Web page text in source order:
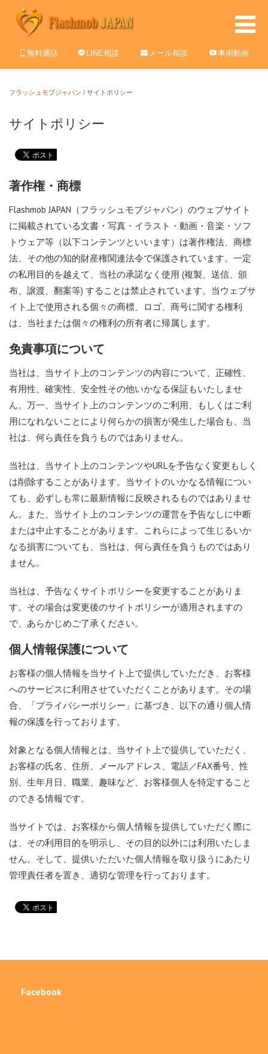
無料通話 LINE相談 メール相談 事例動画
フラッシュモブジャパン / サイトポリシー
サイトポリシー
著作権・商標
Flashmob JAPAN（フラッシュモブジャパン）のウェブサイト
に掲載されている文書・写真・イラスト・動画・音楽・ソフ
トウェア等（以下コンテンツといいます）は著作権法、商標
法、その他の知的財産権関連法令で保護されています。一定
の私用目的を越えて、当社の承諾なく使用 (複製、送信、頒
布、譲渡、翻案等) することは禁止されています。当ウェブサ
イト上で使用される個々の商標、ロゴ、商号に関する権利
は、当社または個々の権利の所有者に帰属します。
免責事項について
当社は、当サイト上のコンテンツの内容について、正確性、
有用性、確実性、安全性その他いかなる保証もいたしませ
ん。万一、当サイト上のコンテンツのご利用、もしくはご利
用になれないことにより何らかの損害が発生した場合も、当
社は、何ら責任を負うものではありません。
当社は、当サイト上のコンテンツやURLを予告なく変更もしく
は削除することがあります。当サイトのいかなる情報につい
ても、必ずしも常に最新情報に反映されるものではありませ
ん。また、当サイト上のコンテンツの運営を予告なしに中断
または中止することがあります。これらによって生じるいか
なる損害についても、当社は、何ら責任を負うものではあり
ません。
当社は、予告なくサイトポリシーを変更することがありま
す。その場合は変更後のサイトポリシーが適用されますの
で、あらかじめご了承ください。
個人情報保護について
お客様の個人情報を当サイト上で提供していただき、お客様
へのサービスに利用させていただくことがあります。その場
合、「プライバシーポリシー」に基づき、以下の通り個人情
報の保護を行っております。
対象となる個人情報とは、当サイト上で提供していただく、
お客様の氏名、住所、メールアドレス、電話／FAX番号、性
別、生年月日、職業、趣味など、お客様個人を特定すること
のできる情報です。
当サイトでは、お客様から個人情報を提供していただく際に
は、その利用目的を明示し、その目的以外には利用いたしま
せん。そして、提供いただいた個人情報を取り扱うにあたり
管理責任者を置き、適切な管理を行っております。
Facebook